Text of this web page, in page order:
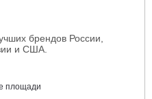
брендов России,
и США.